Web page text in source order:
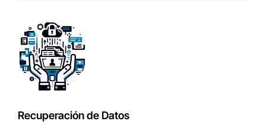
Recuperación de Datos